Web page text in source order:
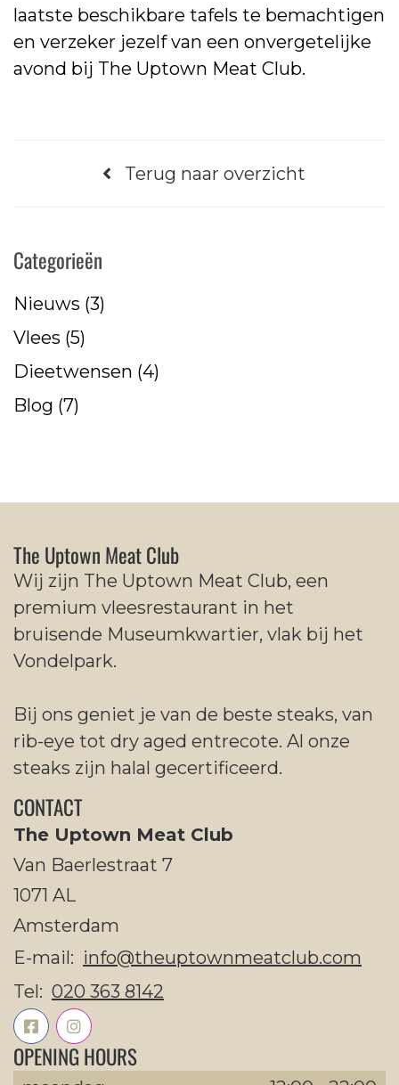
laatste beschikbare tafels te bemachtigen
en verzeker jezelf van een onvergetelijke
avond bij The Uptown Meat Club.
Terug naar overzicht
Categorieën
Nieuws (3)
Vlees (5)
Dieetwensen (4)
Blog (7)
The Uptown Meat Club
Wij zijn The Uptown Meat Club, een
premium vleesrestaurant in het
bruisende Museumkwartier, vlak bij het
Vondelpark.
Bij ons geniet je van de beste steaks, van
rib-eye tot dry aged entrecote. Al onze
steaks zijn halal gecertificeerd.
CONTACT
The Uptown Meat Club
Van Baerlestraat 7
1071 AL
Amsterdam
E-mail: info@theuptownmeatclub.com
Tel: 020 363 8142
OPENING HOURS